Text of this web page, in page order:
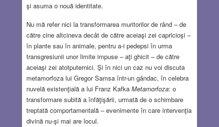
şi asuma o nouă identitate.
Nu mă refer nici la transformarea muritorilor de rând – de
către cine altcineva decât de către aceiaşi zei capricioşi –
în plante sau în animale, pentru a-i pedepsi în urma
transgresiunii unor limite impuse – aţi ghicit – de către
aceiaşi zei atotputernici. Şi în nici un caz nu voi discuta
metamorfoza lui Gregor Samsa într-un gândac, în celebra
nuvelă existenţială a lui Franz Kafka Metamorfoza: o
transformare subită a înfăţişării, urmată de o schimbare
treptată comportamentală – evenimente în care intervenţia
divină nu-şi mai are locul.